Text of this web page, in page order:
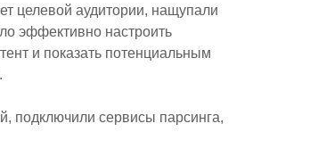
целевой аудитории, нащупали
эффективно настроить
и показать потенциальным
подключили сервисы парсинга,